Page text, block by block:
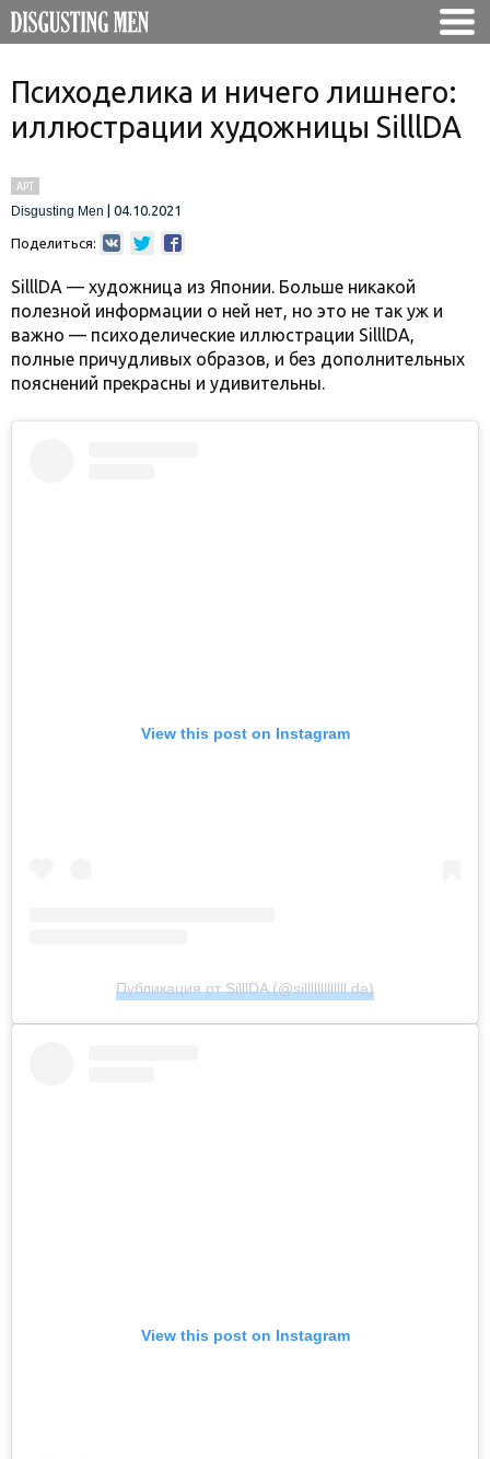
Психоделика и ничего лишнего:
иллюстрации художницы SilllDA
АРТ
Disgusting Men
04.10.2021
Поделиться:
SilllDA — художница из Японии. Больше никакой
полезной информации о ней нет, но это не так уж и
важно — психоделические иллюстрации SilllDA,
полные причудливых образов, и без дополнительных
пояснений прекрасны и удивительны.
View this post on Instagram
Публикация от SilllDA (@silllllllllllll.da)
View this post on Instagram